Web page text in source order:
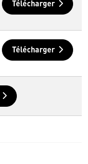
Télécharger
Télécharger